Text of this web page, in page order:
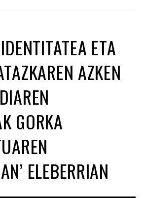
ETA
AZKEN
GORKA
ELEBERRIAN